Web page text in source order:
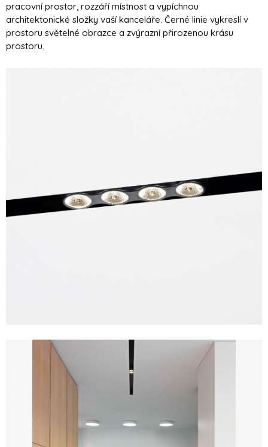
pracovní prostor, rozzáří místnost a vypíchnou
architektonické složky vaší kanceláře. Černé linie vykreslí v
prostoru světelné obrazce a zvýrazní přirozenou krásu
prostoru.